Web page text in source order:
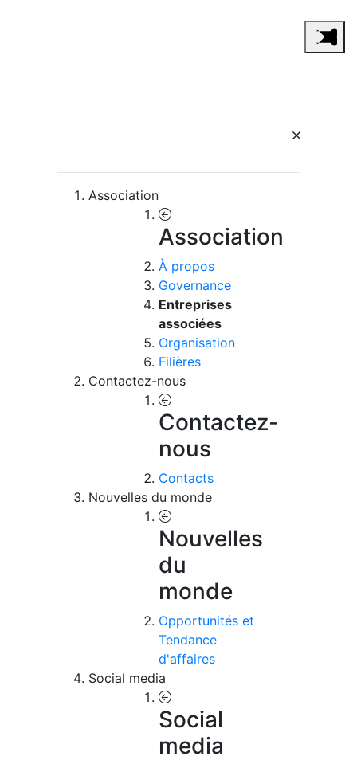
Association
Association
À propos
Governance
Entreprises
associées
Organisation
Filières
Contactez-nous
Contactez-
nous
Contacts
Nouvelles du monde
Nouvelles
du
monde
Opportunités et
Tendance
d'affaires
Social media
Social
media